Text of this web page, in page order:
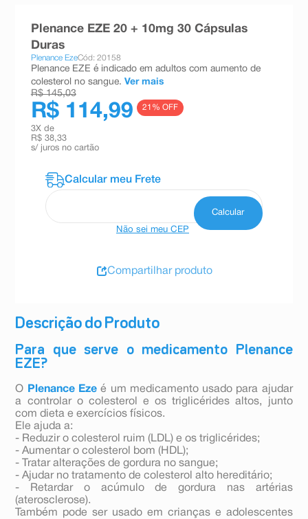
Descrição do Produto
Para que serve o medicamento Plenance
EZE?
O Plenance Eze é um medicamento usado para ajudar
a controlar o colesterol e os triglicérides altos, junto
com dieta e exercícios físicos.
Ele ajuda a:
- Reduzir o colesterol ruim (LDL) e os triglicérides;
- Aumentar o colesterol bom (HDL);
- Tratar alterações de gordura no sangue;
- Ajudar no tratamento de colesterol alto hereditário;
- Retardar o acúmulo de gordura nas artérias
(aterosclerose).
Também pode ser usado em crianças e adolescentes
Plenance EZE 20 + 10mg 30 Cápsulas
Duras
Plenance EzeCód: 20158
Plenance EZE é indicado em adultos com aumento de
colesterol no sangue. Ver mais
R$ 145,03
R$ 114,99 21 % OFF
3X de
R$ 38,33
s/ juros no cartão
Não sei meu CEP
Compartilhar produto
esmalte
10ºabsorvente